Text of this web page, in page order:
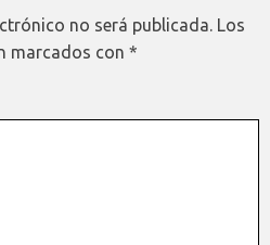
no será publicada. Los
marcados con *